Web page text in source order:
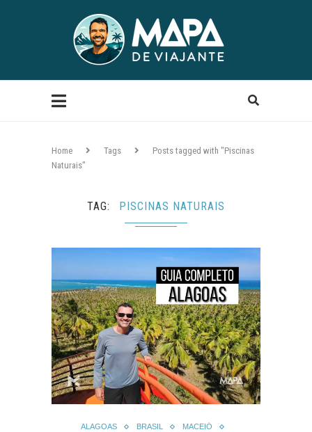
Home Tags
Posts tagged with "Piscinas
Naturais"
TAG PISCINAS NATURAIS
ALAGOAS BRASIL
MACEIÓ